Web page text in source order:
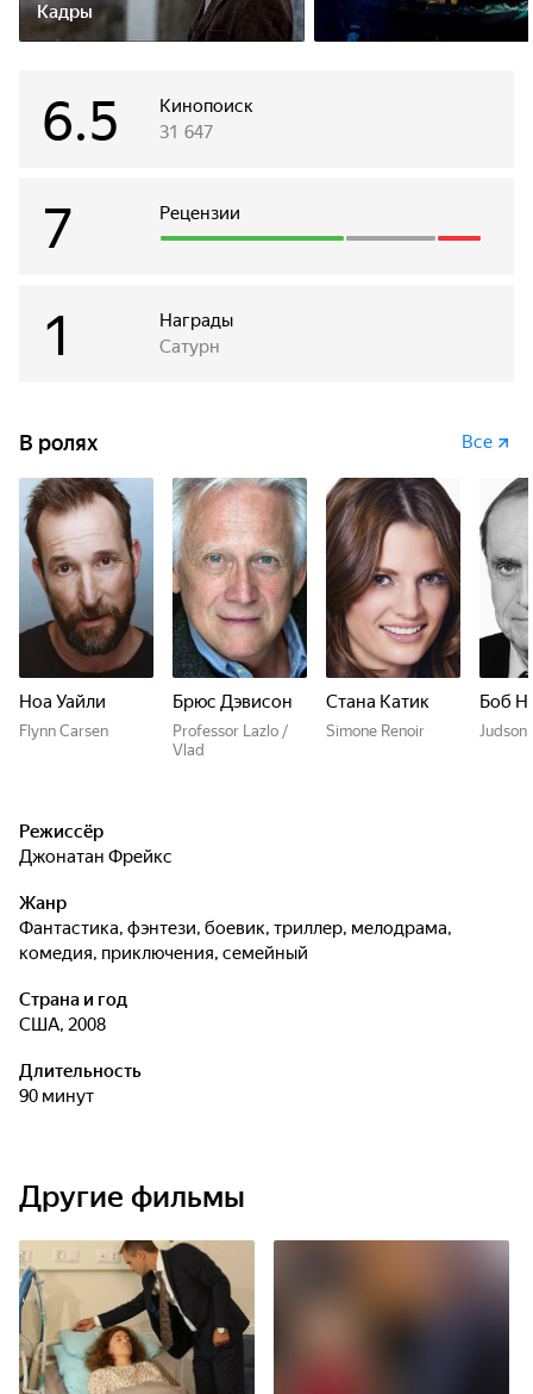
Кадры
Кинопоиск
6.5 31 647
Рецензии
7
Награды
1 Сатурн
В ролях Все
Ноа Уайли
Flynn Carsen
Брюс Дэвисон
Professor Lazlo /
Vlad
Стана Катик
Simone Renoir
Боб
Judson
Режиссёр
Джонатан Фрейкс
Жанр
фантастика, фэнтези, боевик, триллер, мелодрама,
комедия, приключения, семейный
Страна и год
США, 2008
Длительность
90 минут
Другие фильмы